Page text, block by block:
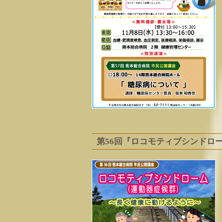
第56回『ロコモティブシンドロ